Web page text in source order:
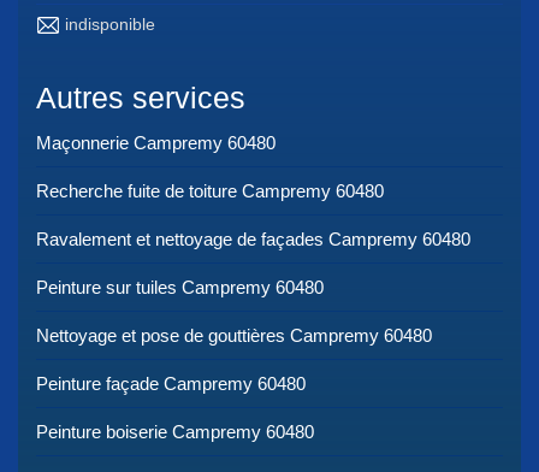
indisponible
Autres services
Maçonnerie Campremy 60480
Recherche fuite de toiture Campremy 60480
Ravalement et nettoyage de façades Campremy 60480
Peinture sur tuiles Campremy 60480
Nettoyage et pose de gouttières Campremy 60480
Peinture façade Campremy 60480
Peinture boiserie Campremy 60480